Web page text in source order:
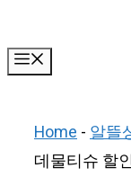
Home-알뜰
데물티슈 할